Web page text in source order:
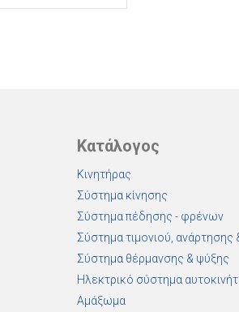
Κατάλογος
Κινητήρας
Σύστημα κίνησης
Σύστημα πέδησης - φρένων
Σύστημα τιμονιού, ανάρτησης
Σύστημα θέρμανσης & ψύξης
Ηλεκτρικό σύστημα
Αμάξωμα